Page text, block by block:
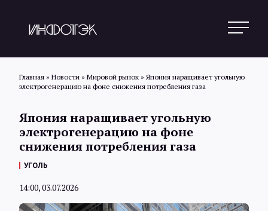
Новости
Главная » Новости » Мировой рынок » Япония наращивает угольную
электрогенерацию на фоне снижения потребления газа
Япония наращивает угольную
электрогенерацию на фоне
снижения потребления газа
УГОЛЬ
14:00, 03.07.2026